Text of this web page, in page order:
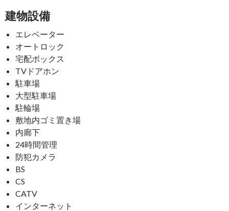
建物設備
エレベーター
オートロック
宅配ボックス
TVドアホン
駐車場
大型駐車場
駐輪場
敷地内ゴミ置き場
内廊下
24時間管理
防犯カメラ
BS
CS
CATV
インターネット